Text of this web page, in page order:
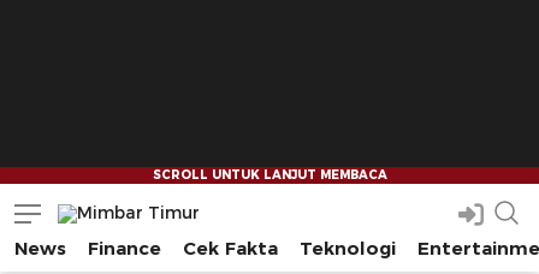
Mimbar Timur
Media Berjaringan Indonesia Timur
News Finance Cek Fakta Teknologi